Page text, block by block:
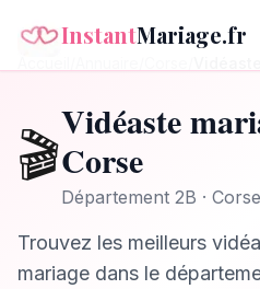
InstantMariage.fr
🎬
Vidéaste
Corse
Département 2B · Corse
Trouvez les meilleurs
mariage dans le